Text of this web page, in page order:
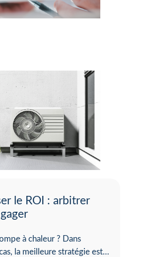
le ROI : arbitrer
à chaleur ? Dans
la meilleure stratégie est…